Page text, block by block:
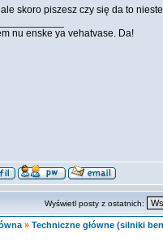
ale skoro piszesz czy się da to
nu enske ya vehatvase. Da!
Wyświetl posty z ostatnich:
» Techniczne główne (silniki